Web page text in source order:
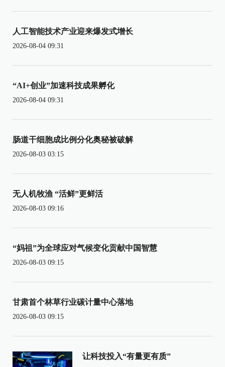
人工智能技术产业迎来爆发式增长
2026-08-04 09:31
“AI+创业”加速科技成果孵化
2026-08-04 09:31
肠道干细胞成比例分化奥秘被破解
2026-08-03 03:15
无人机牧渔 “活鲜”更鲜活
2026-08-03 09:16
“妈祖”为全球应对气候变化贡献中国智慧
2026-08-03 09:15
甘肃首个林草行业碳计量中心落地
2026-08-03 09:15
让科技投入“有量更有质”